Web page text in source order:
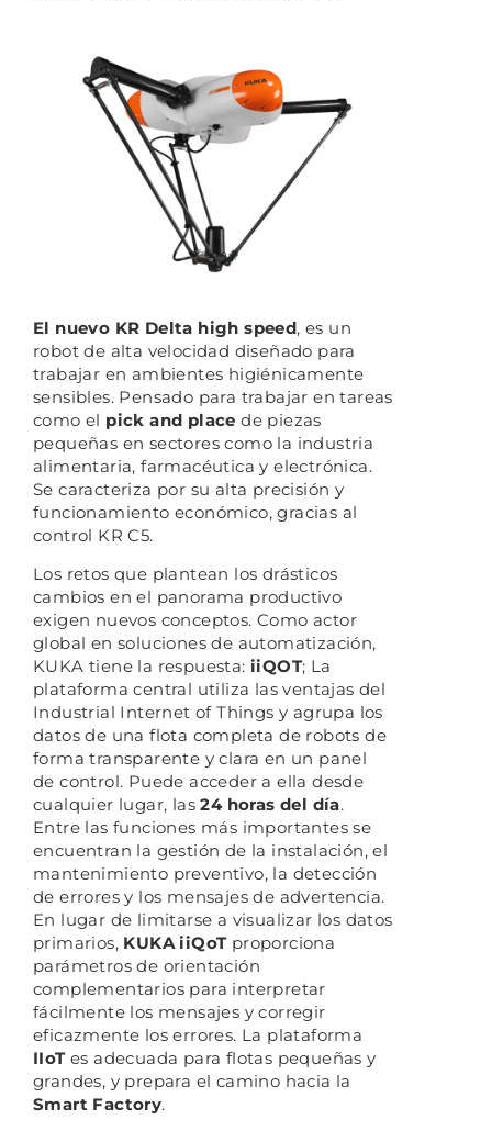
El nuevo KR Delta high speed, es un
robot de alta velocidad diseñado para
trabajar en ambientes higiénicamente
sensibles. Pensado para trabajar en tareas
como el pick and place de piezas
pequeñas en sectores como la industria
alimentaria, farmacéutica y electrónica.
Se caracteriza por su alta precisión y
funcionamiento económico, gracias al
control KR C5.
Los retos que plantean los drásticos
cambios en el panorama productivo
exigen nuevos conceptos. Como actor
global en soluciones de automatización,
KUKA tiene la respuesta: iiQOT; La
plataforma central utiliza las ventajas del
Industrial Internet of Things y agrupa los
datos de una flota completa de robots de
forma transparente y clara en un panel
de control. Puede acceder a ella desde
cualquier lugar, las24 horas del día.
Entre las funciones más importantes se
encuentran la gestión de la instalación, el
mantenimiento preventivo, la detección
de errores y los mensajes de advertencia.
En lugar de limitarse a visualizar los datos
primarios, KUKA iiQoTproporciona
parámetros de orientación
complementarios para interpretar
fácilmente los mensajes y corregir
eficazmente los errores. La plataforma
IIoTes adecuada para flotas pequeñas y
grandes, y prepara el camino hacia la
Smart Factory.